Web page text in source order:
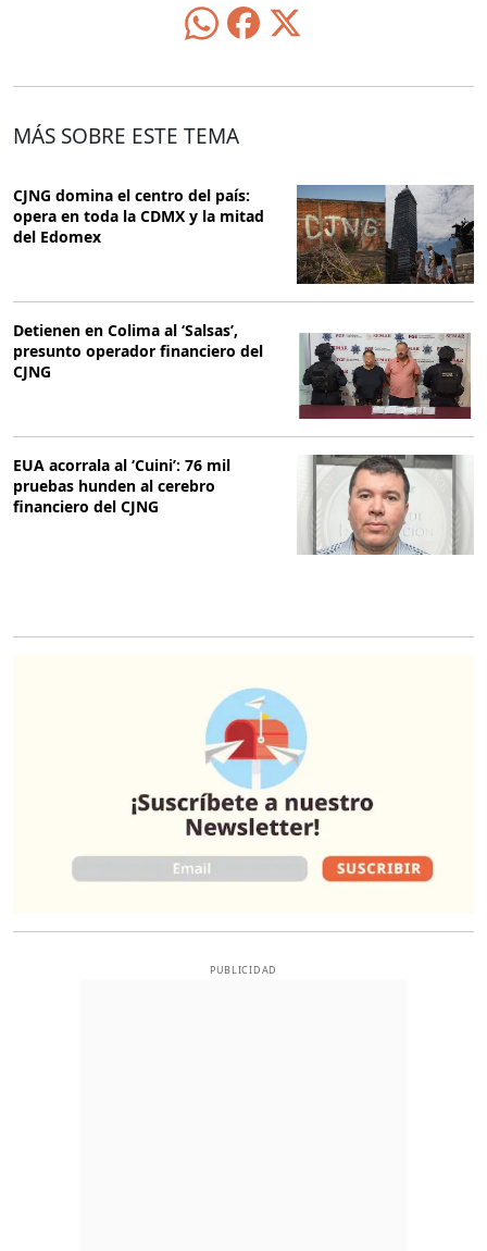
MÁS SOBRE ESTE TEMA
CJNG domina el centro del país:
opera en toda la CDMX y la mitad
del Edomex
Detienen en Colima al ‘Salsas’,
presunto operador financiero del
CJNG
EUA acorrala al ‘Cuini’: 76 mil
pruebas hunden al cerebro
financiero del CJNG
PUBLICIDAD